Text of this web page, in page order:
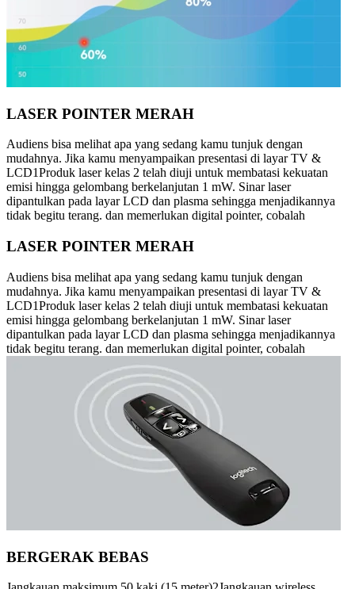
LASER POINTER MERAH
Audiens bisa melihat apa yang sedang kamu tunjuk dengan
mudahnya. Jika kamu menyampaikan presentasi di layar TV &
LCD1Produk laser kelas 2 telah diuji untuk membatasi kekuatan
emisi hingga gelombang berkelanjutan 1 mW. Sinar laser
dipantulkan pada layar LCD dan plasma sehingga menjadikannya
tidak begitu terang. dan memerlukan digital pointer, cobalah
LASER POINTER MERAH
Audiens bisa melihat apa yang sedang kamu tunjuk dengan
mudahnya. Jika kamu menyampaikan presentasi di layar TV &
LCD1Produk laser kelas 2 telah diuji untuk membatasi kekuatan
emisi hingga gelombang berkelanjutan 1 mW. Sinar laser
dipantulkan pada layar LCD dan plasma sehingga menjadikannya
tidak begitu terang. dan memerlukan digital pointer, cobalah
BERGERAK BEBAS